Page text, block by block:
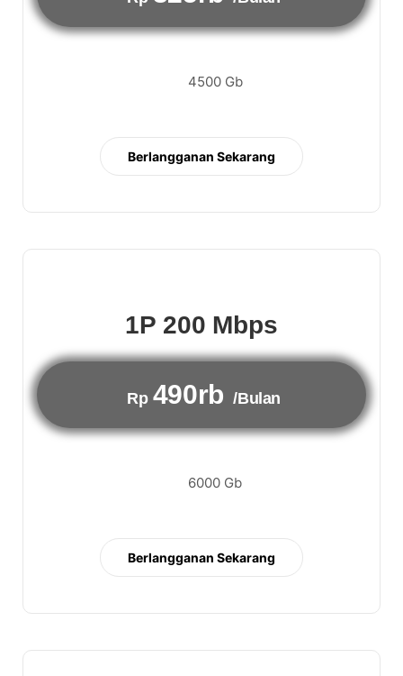
4500 Gb
Berlangganan Sekarang
1P 200 Mbps
Rp 490rb /Bulan
6000 Gb
Berlangganan Sekarang